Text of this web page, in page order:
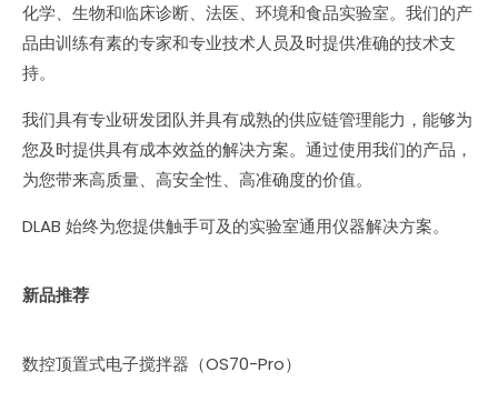
化学、生物和临床诊断、法医、环境和食品实验室。我们的产
品由训练有素的专家和专业技术人员及时提供准确的技术支
持。
我们具有专业研发团队并具有成熟的供应链管理能力，能够为
您及时提供具有成本效益的解决方案。通过使用我们的产品，
为您带来高质量、高安全性、高准确度的价值。
DLAB 始终为您提供触手可及的实验室通用仪器解决方案。
新品推荐
数控顶置式电子搅拌器（OS70-Pro）